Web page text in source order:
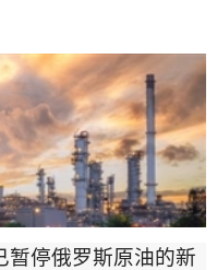
暂停俄罗斯原油的新